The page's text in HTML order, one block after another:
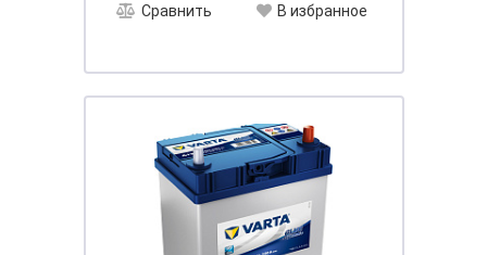
Сравнить В избранное